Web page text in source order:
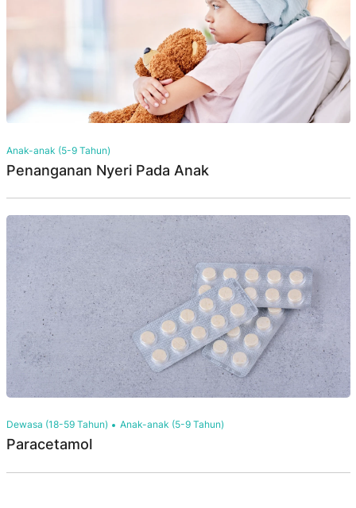
Anak-anak (5-9 Tahun)
Penanganan Nyeri Pada Anak
Dewasa (18-59 Tahun) Anak-anak (5-9 Tahun)
Paracetamol